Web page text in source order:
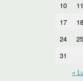
10
11
17
18
24
25
31
«